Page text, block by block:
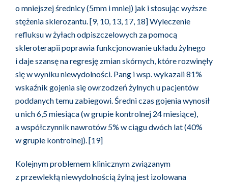
o mniejszej średnicy (5mm i mniej) jak i stosując wyższe
stężenia sklerozantu. [9, 10, 13, 17, 18] Wyleczenie
refluksu w żyłach odpiszczelowych za pomocą
skleroterapii poprawia funkcjonowanie układu żylnego
i daje szansę na regresję zmian skórnych, które rozwinęły
się w wyniku niewydolności. Pang i wsp. wykazali 81%
wskaźnik gojenia się owrzodzeń żylnych u pacjentów
poddanych temu zabiegowi. Średni czas gojenia wynosił
u nich 6,5 miesiąca (w grupie kontrolnej 24 miesiące),
a współczynnik nawrotów 5% w ciągu dwóch lat (40%
w grupie kontrolnej). [19]
Kolejnym problemem klinicznym związanym
z przewlekłą niewydolnością żylną jest izolowana